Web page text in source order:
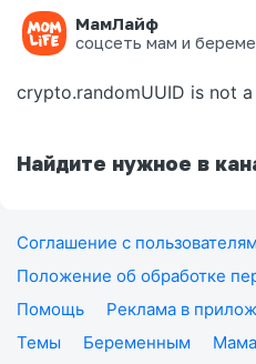
МамЛайф
соцсеть мам и
Ошибка на
crypto.randomUUID is not
Найдите нужное в
Соглашение с
Положение об обработке
Помощь
Реклама в
Темы
Беременным